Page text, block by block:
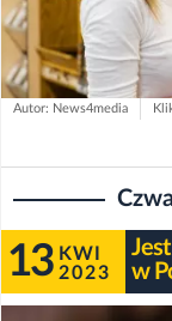
Autor: News4media
13 KWI
2023
w